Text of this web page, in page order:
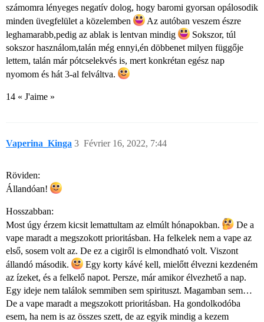
számomra lényeges negatív dolog, hogy baromi gyorsan opálosodik
minden üvegfelület a közelemben
Az autóban veszem észre
leghamarabb,pedig az ablak is lentvan mindig
Sokszor, túl
sokszor használom,talán még ennyi,én döbbenet milyen függője
lettem, talán már pótcselekvés is, mert konkrétan egész nap
nyomom és hát 3-al felváltva.
14 « J'aime »
Vaperina_Kinga Février 16, 2022, 7:44
3
Röviden:
Állandóan!
Hosszabban:
Most úgy érzem kicsit lemattultam az elmúlt hónapokban.
De a
vape maradt a megszokott prioritásban. Ha felkelek nem a vape az
első, sosem volt az. De ez a cigiről is elmondható volt. Viszont
állandó második.
Egy korty kávé kell, mielőtt élvezni kezdeném
az ízeket, és a felkelő napot. Persze, már amikor élvezhető a nap.
Egy ideje nem találok semmiben sem spirituszt. Magamban sem…
De a vape maradt a megszokott prioritásban. Ha gondolkodóba
esem, ha nem is az összes szett, de az egyik mindig a kezem